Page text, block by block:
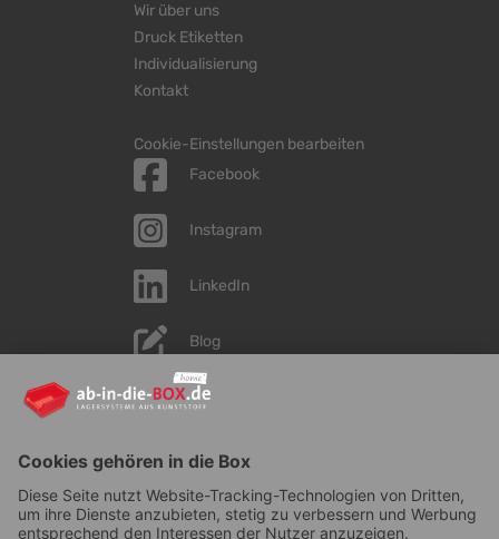
Wir über uns
Druck Etiketten
Individualisierung
Kontakt
Cookie-Einstellungen bearbeiten
Facebook
Instagram
LinkedIn
Blog
YouTube